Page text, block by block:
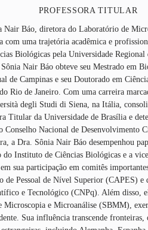
PROFESSORA TITULAR
Nair Báo, diretora do Laboratório de
com uma trajetória acadêmica e
Biológicas pela Universidade
Nair Báo obteve seu Mestrado em
de Campinas e seu Doutorado em
Rio de Janeiro. Com uma carreira
degli Studi di Siena, na Itália,
Titular da Universidade de Brasília e
Conselho Nacional de Desenvolvimento
a Dra. Sônia Nair Báo desempenhou
Instituto de Ciências Biológicas e a
sua participação em comitês
de Pessoal de Nível Superior (CAPES) e
e Tecnológico (CNPq). Além disso,
Microscopia e Microanálise (SBMM),
Sua influência transcende